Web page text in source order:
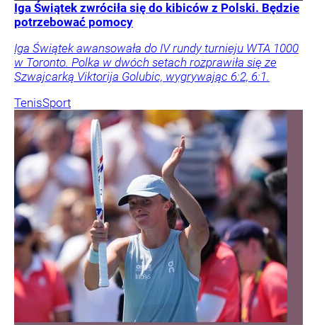
Iga Świątek zwróciła się do kibiców z Polski. Będzie
potrzebować pomocy
Iga Świątek awansowała do IV rundy turnieju WTA 1000
w Toronto. Polka w dwóch setach rozprawiła się ze
Szwajcarką Viktorija Golubic, wygrywając 6:2, 6:1.
TenisSport